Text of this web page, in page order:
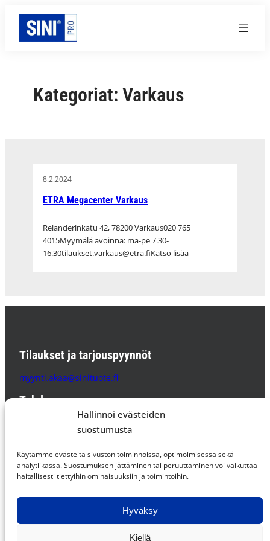
Hallinnoi evästeiden
suostumusta
Käytämme evästeitä sivuston toiminnoissa, optimoimisessa sekä
analytiikassa. Suostumuksen jättäminen tai peruuttaminen voi vaikuttaa
haitallisesti tiettyihin ominaisuuksiin ja toimintoihin.
Hyväksy
Kiellä
Siirry
sisältöön
Kategoriat:Varkaus
8.2.2024
ETRA Megacenter Varkaus
Relanderinkatu 42, 78200 Varkaus020 765
4015Myymälä avoinna: ma-pe 7.30-
16.30tilaukset.varkaus@etra.fiKatso lisää
Tilaukset ja tarjouspyynnöt
myynti.akaa@sinituote.fi
Tehdas
Pätsiniementie 65
37800 AKAA
PL 85 37801 AKAA
Supplier Code of Conduct »